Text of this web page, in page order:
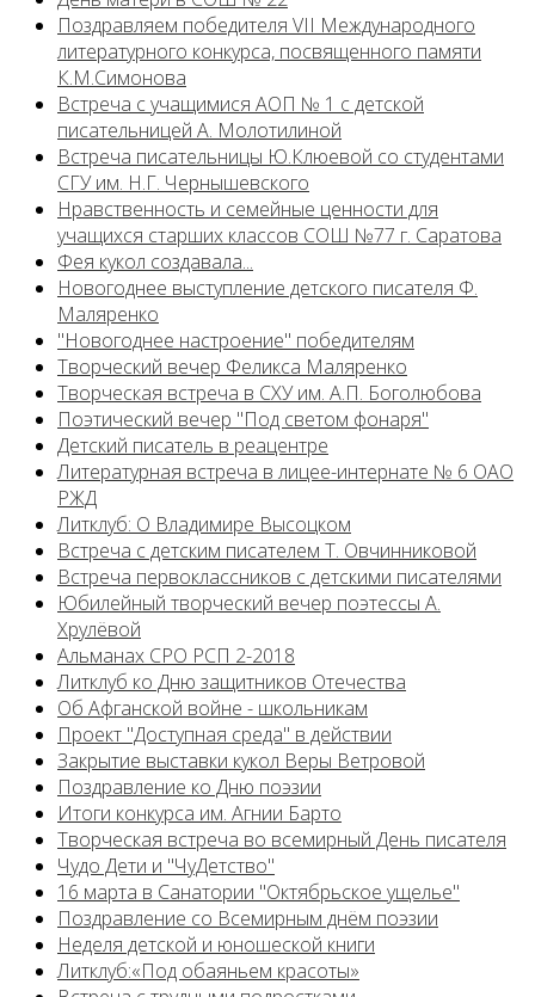
Поздравляем победителя VII Международного
литературного конкурса, посвященного памяти
К.М.Симонова
Встреча с учащимися АОП № 1 с детской
писательницей А. Молотилиной
Встреча писательницы Ю.Клюевой со студентами
СГУ им. Н.Г. Чернышевского
Нравственность и семейные ценности для
учащихся старших классов СОШ №77 г. Саратова
Фея кукол создавала...
Новогоднее выступление детского писателя Ф.
Маляренко
"Новогоднее настроение" победителям
Творческий вечер Феликса Маляренко
Творческая встреча в СХУ им. А.П. Боголюбова
Поэтический вечер "Под светом фонаря"
Детский писатель в реацентре
Литературная встреча в лицее-интернате № 6 ОАО
РЖД
Литклуб: О Владимире Высоцком
Встреча с детским писателем Т. Овчинниковой
Встреча первоклассников с детскими писателями
Юбилейный творческий вечер поэтессы А.
Хрулёвой
Альманах СРО РСП 2-2018
Литклуб ко Дню защитников Отечества
Об Афганской войне - школьникам
Проект "Доступная среда" в действии
Закрытие выставки кукол Веры Ветровой
Поздравление ко Дню поэзии
Итоги конкурса им. Агнии Барто
Творческая встреча во всемирный День писателя
Чудо Дети и "ЧуДетство"
16 марта в Санатории "Октябрьское ущелье"
Поздравление со Всемирным днём поэзии
Неделя детской и юношеской книги
Литклуб:«Под обаяньем красоты»